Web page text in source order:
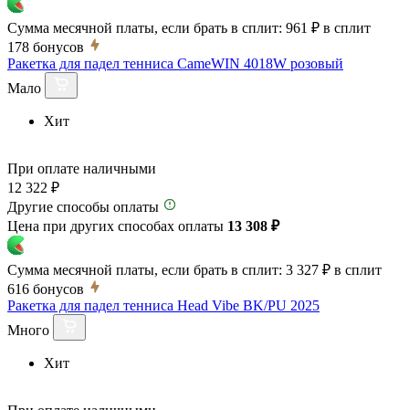
Сумма месячной платы, если брать в сплит: 961 ₽ в сплит
178 бонусов
Ракетка для падел тенниса CameWIN 4018W розовый
Мало
Хит
При оплате наличными
12 322 ₽
Другие способы оплаты
Цена при других способах оплаты 13 308 ₽
Сумма месячной платы, если брать в сплит: 3 327 ₽ в сплит
616 бонусов
Ракетка для падел тенниса Head Vibe BK/PU 2025
Много
Хит